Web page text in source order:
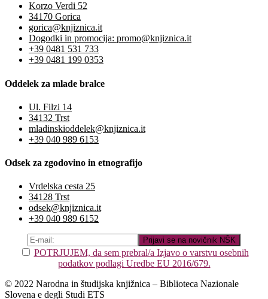
Korzo Verdi 52
34170 Gorica
gorica@knjiznica.it
Dogodki in promocija: promo@knjiznica.it
+39 0481 531 733
+39 0481 199 0353
Oddelek za mlade bralce
Ul. Filzi 14
34132 Trst
mladinskioddelek@knjiznica.it
+39 040 989 6153
Odsek za zgodovino in etnografijo
Vrdelska cesta 25
34128 Trst
odsek@knjiznica.it
+39 040 989 6152
POTRJUJEM, da sem prebral/a Izjavo o varstvu osebnih
podatkov podlagi Uredbe EU 2016/679.
© 2022 Narodna in študijska knjižnica – Biblioteca Nazionale
Slovena e degli Studi ETS